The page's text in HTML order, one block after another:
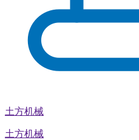
土方机械
土方机械